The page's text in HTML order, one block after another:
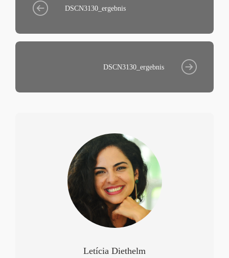
DSCN3130_ergebnis
DSCN3130_ergebnis
Letícia Diethelm